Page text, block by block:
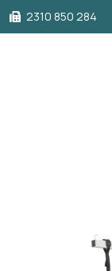
2310 850 284